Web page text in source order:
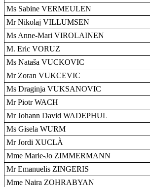
Ms Sabine VERMEULEN
Mr Nikolaj VILLUMSEN
Ms Anne-Mari VIROLAINEN
M. Eric VORUZ
Ms Nataša VUCKOVIC
Mr Zoran VUKCEVIC
Ms Draginja VUKSANOVIC
Mr Piotr WACH
Mr Johann David WADEPHUL
Ms Gisela WURM
Mr Jordi XUCLÀ
Mme Marie-Jo ZIMMERMANN
Mr Emanuelis ZINGERIS
Mme Naira ZOHRABYAN